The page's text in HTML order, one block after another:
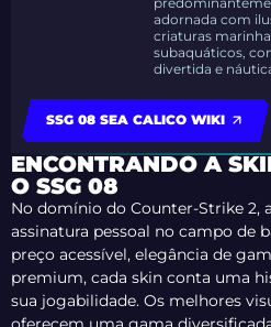
adornada com
criaturas
subaquáticos,
divertida e
SSG 08 SEA CALICO WIKI
ENCONTRANDO A
O SSG 08
No domínio do Counter-Strike 2,
assinatura pessoal no campo de
preço acessível, elegância de
premium, cada skin conta uma
sua jogabilidade. Os melhores